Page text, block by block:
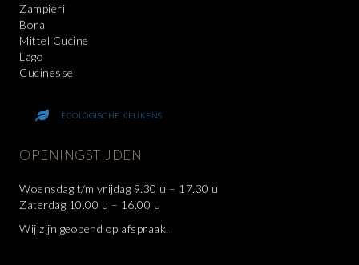
Zampieri
Bora
Mittel Cucine
Lago
Cucinesse
ECOLOGISCHE KEUKENS
OPENINGSTIJDEN
Woensdag t/m vrijdag 9.30 u – 17.30 u
Zaterdag 10.00 u – 16.00 u
Wij zijn geopend op afspraak.